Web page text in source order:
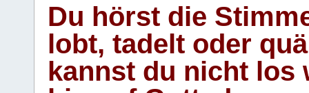
Du hörst die
lobt, tadelt oder
kannst du nicht los